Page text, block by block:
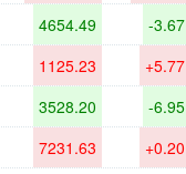
4654.49 -3.67
1125.23 +5.77
3528.20 -6.95
7231.63 +0.20